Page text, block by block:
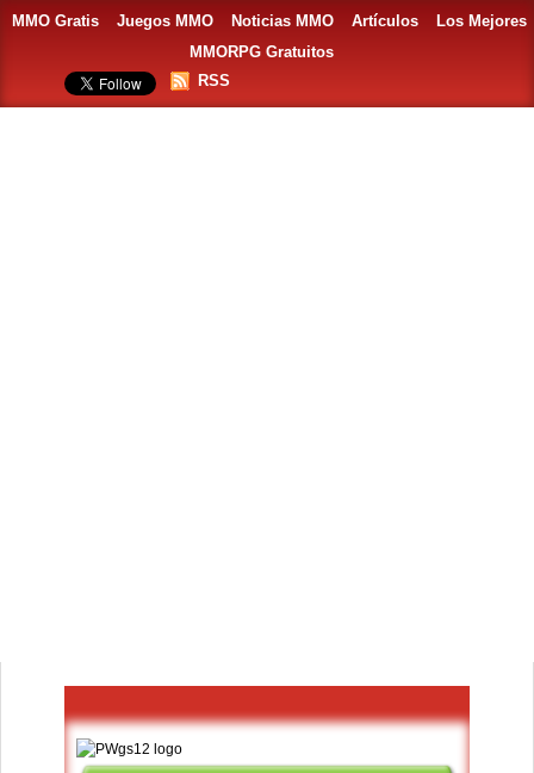
MMO Gratis Juegos MMO Noticias MMO Artículos
Los Mejores
MMORPG Gratuitos
RSS